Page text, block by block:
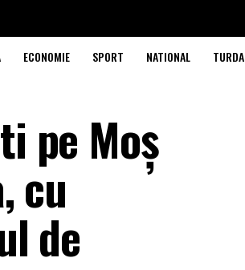
ECONOMIE SPORT NATIONAL TURDA
pe Moș
cu
de